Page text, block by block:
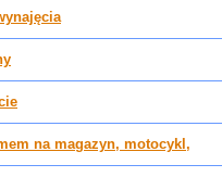
na magazyn, motocykl,